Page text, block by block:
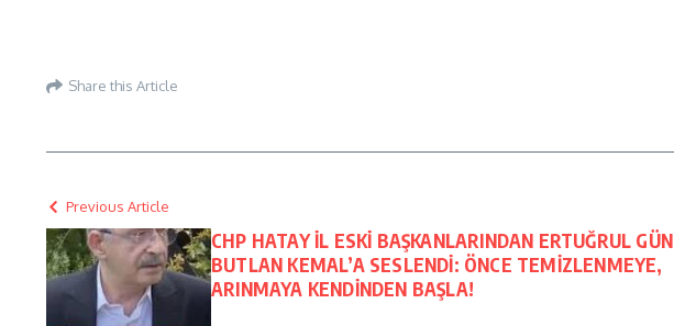
Share this Article
Previous Article
CHP HATAY İL ESKİ BAŞKANLARINDAN ERTUĞRUL GÜN
BUTLAN KEMAL’A SESLENDİ: ÖNCE TEMİZLENMEYE,
ARINMAYA KENDİNDEN BAŞLA!